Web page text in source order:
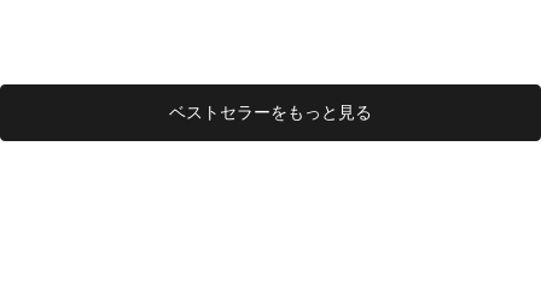
ベストセラーをもっと見る